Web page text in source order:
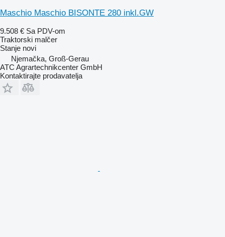
Maschio Maschio BISONTE 280 inkl.GW
9.508 € Sa PDV-om
Traktorski malčer
Stanje novi
Njemačka, Groß-Gerau
ATC Agrartechnikcenter GmbH
Kontaktirajte prodavatelja